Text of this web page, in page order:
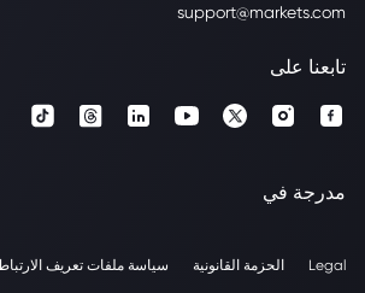
support@markets.com
تابعنا على
مدرجة في
Legal الحزمة القانونية سياسة ملفات تعريف